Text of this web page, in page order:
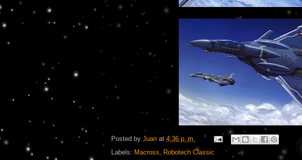
Posted by Juan at 4:36 p. m.
Labels: Macross, Robotech Classic